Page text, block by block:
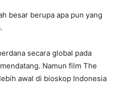
besar berupa apa pun yang
secara global pada
Namun film The
awal di bioskop Indonesia